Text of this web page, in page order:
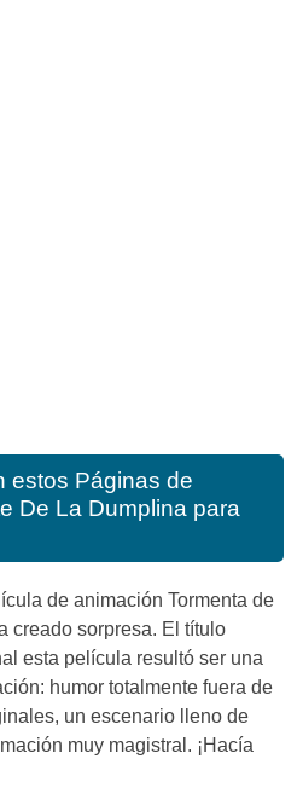
estos Páginas de
De La Dumplina para
de animación Tormenta de
creado sorpresa. El título
esta película resultó ser una
humor totalmente fuera de
un escenario lleno de
muy magistral. ¡Hacía